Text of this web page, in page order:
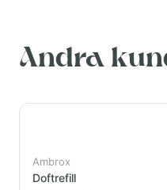
Andra
Ambrox
Doftrefill